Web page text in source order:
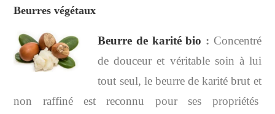
Beurres végétaux
Beurre de karité bio : Concentré
de douceur et véritable soin à lui
tout seul, le beurre de karité brut et
non raffiné est reconnu pour ses propriétés